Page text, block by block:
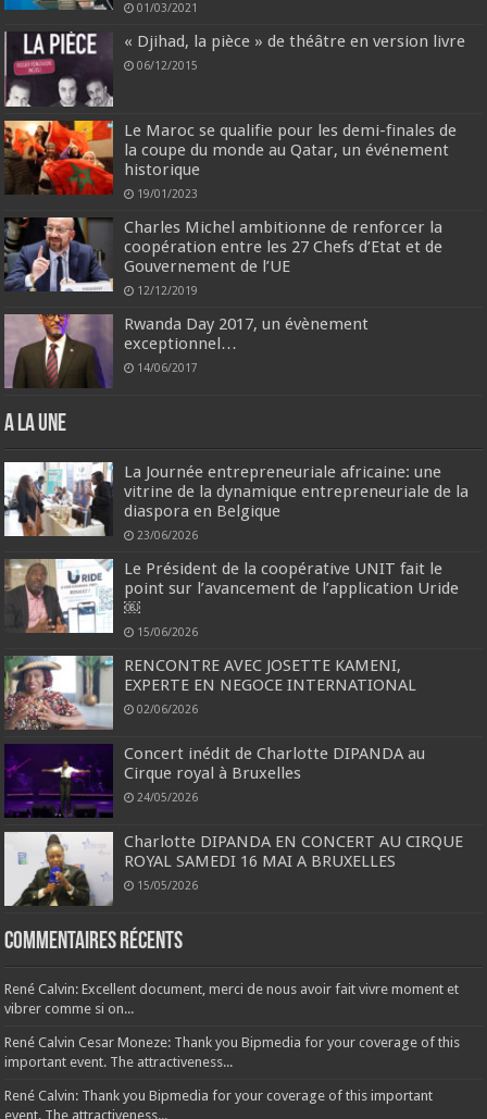
01/03/2021
« Djihad, la pièce » de théâtre en version livre
06/12/2015
Le Maroc se qualifie pour les demi-finales de
la coupe du monde au Qatar, un événement
historique
19/01/2023
Charles Michel ambitionne de renforcer la
coopération entre les 27 Chefs d’Etat et de
Gouvernement de l’UE
12/12/2019
Rwanda Day 2017, un évènement
exceptionnel…
14/06/2017
A la une
La Journée entrepreneuriale africaine: une
vitrine de la dynamique entrepreneuriale de la
diaspora en Belgique
23/06/2026
Le Président de la coopérative UNIT fait le
point sur l’avancement de l’application Uride
￼
15/06/2026
RENCONTRE AVEC JOSETTE KAMENI,
EXPERTE EN NEGOCE INTERNATIONAL
02/06/2026
Concert inédit de Charlotte DIPANDA au
Cirque royal à Bruxelles
24/05/2026
Charlotte DIPANDA EN CONCERT AU CIRQUE
ROYAL SAMEDI 16 MAI A BRUXELLES
15/05/2026
Commentaires récents
René Calvin: Excellent document, merci de nous avoir fait vivre moment et
vibrer comme si on...
René Calvin Cesar Moneze: Thank you Bipmedia for your coverage of this
important event. The attractiveness...
René Calvin: Thank you Bipmedia for your coverage of this important
event. The attractiveness...